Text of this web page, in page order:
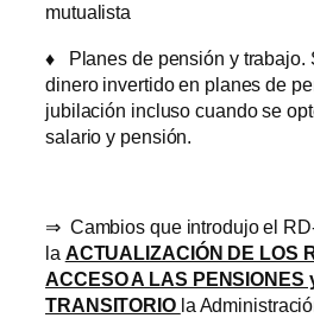
mutualista
♦Planes de pensión y trabajo.
dinero invertido en planes de
jubilación incluso cuando se
salario y pensión.
⇒ Cambios que introdujo el
la ACTUALIZACIÓN DE LOS
ACCESO A LAS PENSIONES
TRANSITORIO la